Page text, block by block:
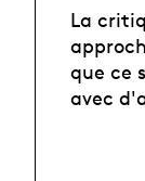
La
que ce
avec